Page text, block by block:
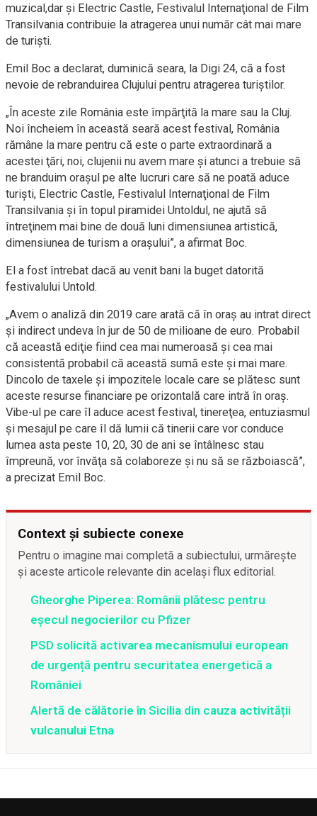
muzical,dar şi Electric Castle, Festivalul Internaţional de Film
Transilvania contribuie la atragerea unui număr cât mai mare
de turişti.
Emil Boc a declarat, duminică seara, la Digi 24, că a fost
nevoie de rebranduirea Clujului pentru atragerea turiştilor.
„În aceste zile România este împărţită la mare sau la Cluj.
Noi încheiem în această seară acest festival, România
rămâne la mare pentru că este o parte extraordinară a
acestei ţări, noi, clujenii nu avem mare şi atunci a trebuie să
ne branduim oraşul pe alte lucruri care să ne poată aduce
turişti, Electric Castle, Festivalul Internaţional de Film
Transilvania şi în topul piramidei Untoldul, ne ajută să
întreţinem mai bine de două luni dimensiunea artistică,
dimensiunea de turism a oraşului”, a afirmat Boc.
El a fost întrebat dacă au venit bani la buget datorită
festivalului Untold.
„Avem o analiză din 2019 care arată că în oraş au intrat direct
şi indirect undeva în jur de 50 de milioane de euro. Probabil
că această ediţie fiind cea mai numeroasă şi cea mai
consistentă probabil că această sumă este şi mai mare.
Dincolo de taxele şi impozitele locale care se plătesc sunt
aceste resurse financiare pe orizontală care intră în oraş.
Vibe-ul pe care îl aduce acest festival, tinereţea, entuziasmul
şi mesajul pe care îl dă lumii că tinerii care vor conduce
lumea asta peste 10, 20, 30 de ani se întâlnesc stau
împreună, vor învăţa să colaboreze şi nu să se războiască”,
a precizat Emil Boc.
Context și subiecte conexe
Pentru o imagine mai completă a subiectului, urmărește
și aceste articole relevante din același flux editorial.
Gheorghe Piperea: Românii plătesc pentru
eșecul negocierilor cu Pfizer
PSD solicită activarea mecanismului european
de urgență pentru securitatea energetică a
României
Alertă de călătorie în Sicilia din cauza activității
vulcanului Etna